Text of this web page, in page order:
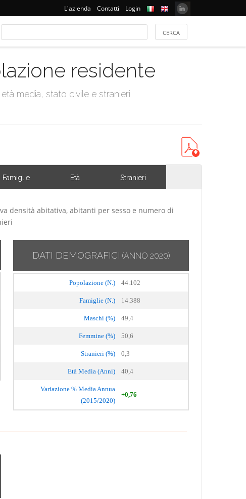
L'azienda Contatti Login
residente
media, stato civile e stranieri
Famiglie Età Stranieri
densità abitativa, abitanti per sesso e numero di
DATI DEMOGRAFICI (ANNO 2020)
Popolazione (N.) 44.102
Famiglie (N.) 14.388
Maschi (%) 49,4
Femmine (%) 50,6
Stranieri (%) 0,3
Età Media (Anni) 40,4
Variazione % Media Annua
(2015/2020)
+0,76